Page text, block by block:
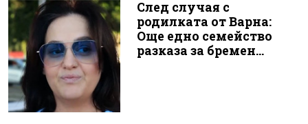
След случая с
родилката от Варна:
Още едно семейство
разказа за бремен...